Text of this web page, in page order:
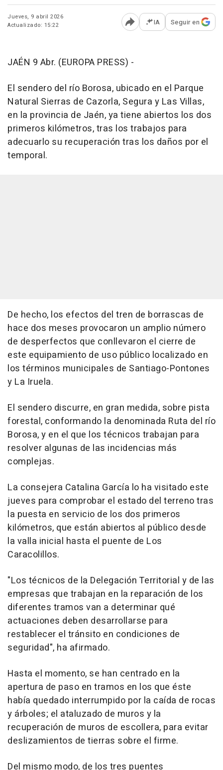
Jueves, 9 abril 2026
Actualizado: 15:22
Abrir opciones para
IA Seguir en
JAÉN 9 Abr. (EUROPA PRESS) -
El sendero del río Borosa, ubicado en el Parque
Natural Sierras de Cazorla, Segura y Las Villas,
en la provincia de Jaén, ya tiene abiertos los dos
primeros kilómetros, tras los trabajos para
adecuarlo su recuperación tras los daños por el
temporal.
De hecho, los efectos del tren de borrascas de
hace dos meses provocaron un amplio número
de desperfectos que conllevaron el cierre de
este equipamiento de uso público localizado en
los términos municipales de Santiago-Pontones
y La Iruela.
El sendero discurre, en gran medida, sobre pista
forestal, conformando la denominada Ruta del río
Borosa, y en el que los técnicos trabajan para
resolver algunas de las incidencias más
complejas.
La consejera Catalina García lo ha visitado este
jueves para comprobar el estado del terreno tras
la puesta en servicio de los dos primeros
kilómetros, que están abiertos al público desde
la valla inicial hasta el puente de Los
Caracolillos.
"Los técnicos de la Delegación Territorial y de las
empresas que trabajan en la reparación de los
diferentes tramos van a determinar qué
actuaciones deben desarrollarse para
restablecer el tránsito en condiciones de
seguridad", ha afirmado.
Hasta el momento, se han centrado en la
apertura de paso en tramos en los que éste
había quedado interrumpido por la caída de rocas
y árboles; el ataluzado de muros y la
recuperación de muros de escollera, para evitar
deslizamientos de tierras sobre el firme.
Del mismo modo, de los tres puentes